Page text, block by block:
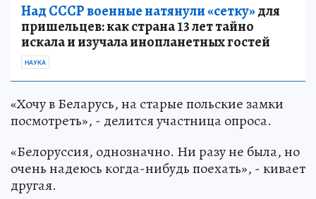
Над СССР военные натянули «сетку»для
пришельцев: как страна 13 лет тайно
искала и изучала инопланетных гостей
НАУКА
«Хочу в Беларусь, на старые польские замки
посмотреть», - делится участница опроса.
«Белоруссия, однозначно. Ни разу не была, но
очень надеюсь когда-нибудь поехать», - кивает
другая.